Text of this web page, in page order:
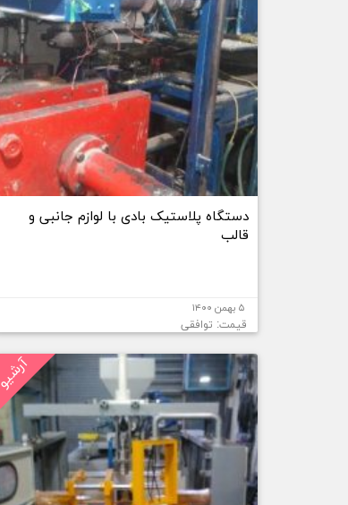
دستگاه پلاستیک بادی با لوازم جانبی و
قالب
۵ بهمن ۱۴۰۰
قیمت: توافقی
آرشیو